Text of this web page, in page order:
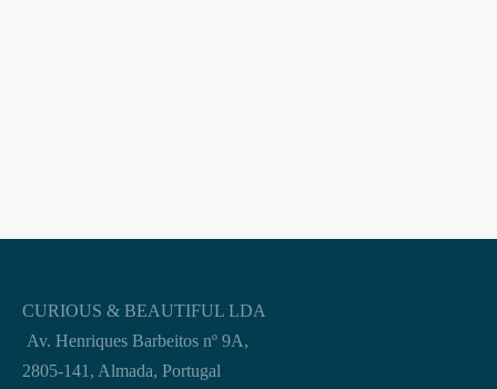
CURIOUS & BEAUTIFUL LDA
Av. Henriques Barbeitos nº 9A,
2805-141, Almada, Portugal